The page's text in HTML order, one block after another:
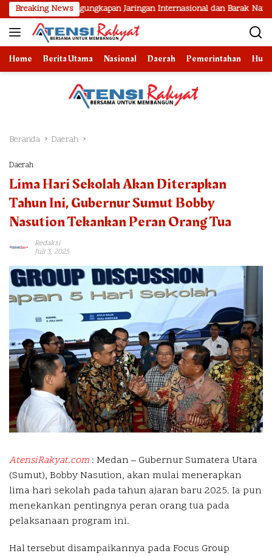
Langsung
ke
konten
Breaking NewsJaringan Internasional dan Barak Narkoba
Home Berita Utama Nasional Daerah Pemerintahan
Beranda Daerah
Daerah
Lima Hari Sekolah Akan Diterapkan
Tahun Ini, Gubernur Sumut Bobby
Nasution Tekankan Peran Orang Tua
Redaksi
Juli 3, 2025
AtensiRakyat.com : Medan – Gubernur Sumatera Utara
(Sumut), Bobby Nasution, akan mulai menerapkan
lima hari sekolah pada tahun ajaran baru 2025. Ia pun
menekankan pentingnya peran orang tua pada
pelaksanaan program ini.
Hal tersebut disampaikannya pada Focus Group